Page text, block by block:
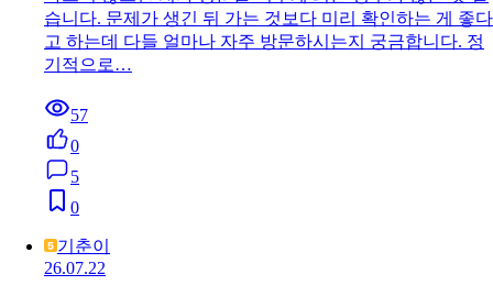
습니다. 문제가 생긴 뒤 가는 것보다 미리 확인하는 게 좋다
고 하는데 다들 얼마나 자주 방문하시는지 궁금합니다. 정
기적으로…
57
0
5
0
기춘이
26.07.22